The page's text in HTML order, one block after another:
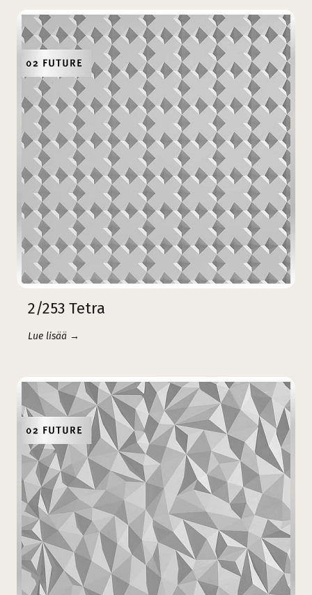
2/253 Tetra
Lue lisää →